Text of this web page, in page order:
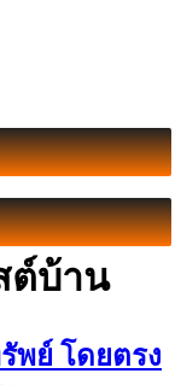
ต์บ้าน
พย์ โดยตรง